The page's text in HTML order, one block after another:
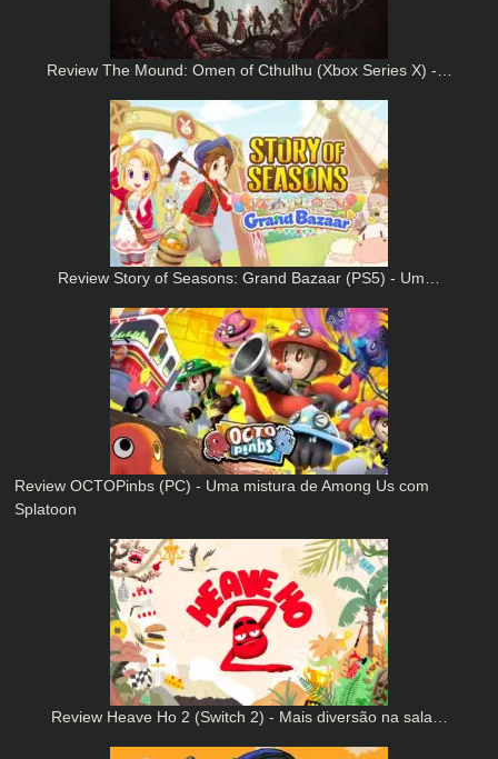
Review The Mound: Omen of Cthulhu (Xbox Series X) -…
Review Story of Seasons: Grand Bazaar (PS5) - Um…
Review OCTOPinbs (PC) - Uma mistura de Among Us com
Splatoon
Review Heave Ho 2 (Switch 2) - Mais diversão na sala…